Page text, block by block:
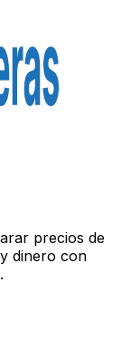
precios de
dinero con